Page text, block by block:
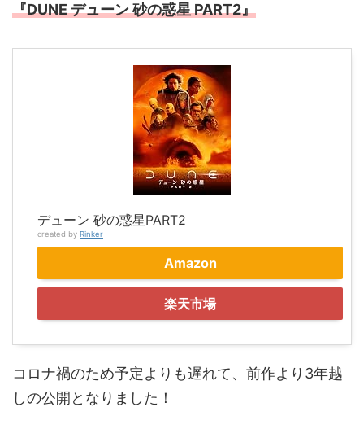
『DUNE デューン 砂の惑星 PART2』
デューン 砂の惑星PART2
created by Rinker
Amazon
楽天市場
コロナ禍のため予定よりも遅れて、前作より3年越
しの公開となりました！